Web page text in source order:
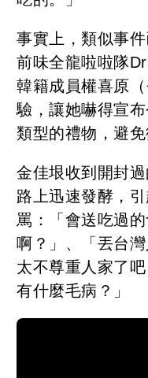
事實上，類似事
前味全龍啦啦隊
韓籍成員權喜原
驗，讓她嚇得宣
類型的禮物，避免
金佳垠收到開封
路上迅速發酵，
罵：「會送吃過
啊？」、「丟台
太不尊重人家了
有什麼毛病？」